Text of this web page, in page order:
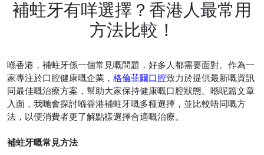
補蛀牙有咩選擇？香港人最常用
方法比較！
喺香港，補蛀牙係一個常見嘅問題，好多人都需要面對。作為一
家專注於口腔健康嘅企業， 格倫菲爾口腔致力於提供最新嘅資訊
同最佳嘅治療方案，幫助大家保持健康嘅口腔狀態。喺呢篇文章
入面，我哋會探討喺香港補蛀牙嘅多種選擇，並比較唔同嘅方
法，以便消費者更了解點樣選擇合適嘅治療。
補蛀牙嘅常見方法